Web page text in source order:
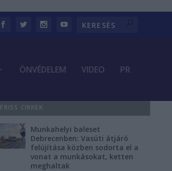
ÖNVÉDELEM VIDEO PR
FRISS CIKKEK
Munkahelyi baleset
Debrecenben: Vasúti átjáró
felújítása közben sodorta el a
vonat a munkásokat, ketten
meghaltak